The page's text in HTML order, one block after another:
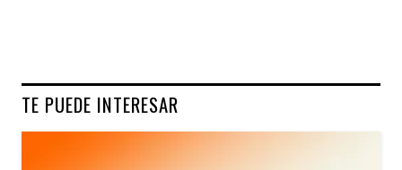
TE PUEDE INTERESAR